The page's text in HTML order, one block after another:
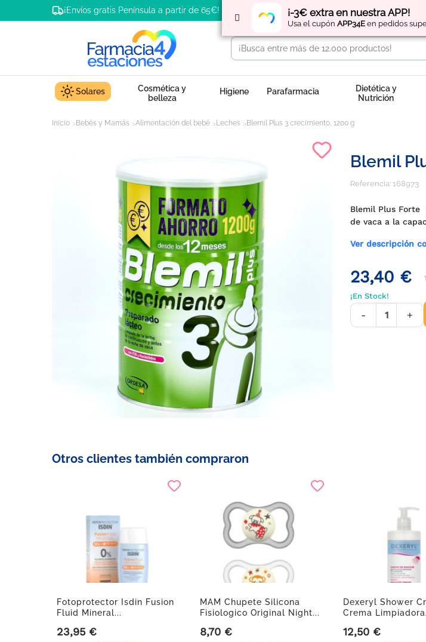
¡-3€ extra en nuestra APP!
Usa el cupón APP34E en pedidos
¡Envíos gratis Península a partir de 65€! Regístratey
Solares
Cosmética y
belleza
Higiene Parafarmacia
Dietética y
Nutrición
Inicio Bebés y Mamás Alimentación del bebé Leches Blemil Plus 3 crecimiento, 1200 g
Blemil
Referencia: 168973
Blemil Plus Forte
de vaca a la
Ver descripción
23,40 €
¡En Stock!
- +
Otros clientes también compraron
Fotoprotector Isdin Fusion
Fluid Mineral...
Precio
23,95 €
MAM Chupete Silicona
Fisiologico Original Night...
Precio
8,70 €
Dexeryl Shower
Crema
Precio
12,50 €